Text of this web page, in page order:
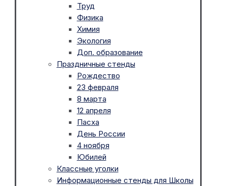
Труд
Физика
Химия
Экология
Доп. образование
Праздничные стенды
Рождество
23 февраля
8 марта
12 апреля
Пасха
День России
4 ноября
Юбилей
Классные уголки
Информационные стенды для Школы